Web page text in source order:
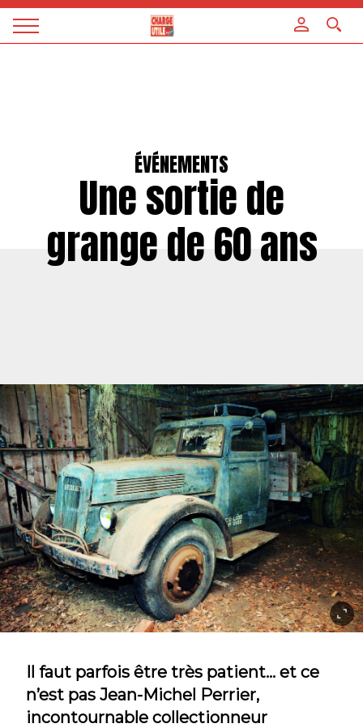
Magazine
ÉVÉNEMENTS
Une sortie de
grange de 60 ans
Il faut parfois être très patient… et ce
n’est pas Jean-Michel Perrier,
incontournable collectionneur
Panneau de gestion des cookies